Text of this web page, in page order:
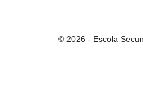
© 2026 - Escola